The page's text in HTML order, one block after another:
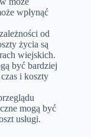
wpłynąć
od
życia są
wiejskich.
być bardziej
i koszty
mogą być
usługi.